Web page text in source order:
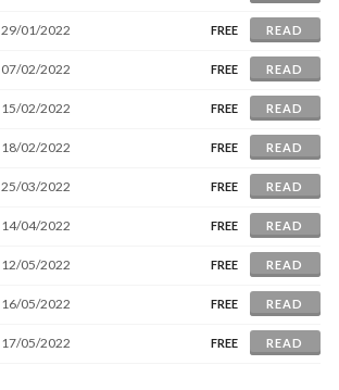
29/01/2022 FREE READ
07/02/2022 FREE READ
15/02/2022 FREE READ
18/02/2022 FREE READ
25/03/2022 FREE READ
14/04/2022 FREE READ
12/05/2022 FREE READ
16/05/2022 FREE READ
17/05/2022 FREE READ